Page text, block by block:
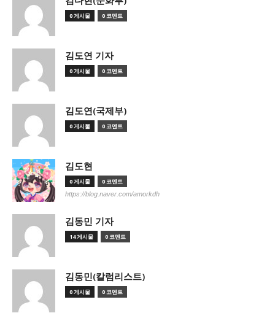
0 게시물 0 코멘트
김도연 기자
0 게시물 0 코멘트
김도연(국제부)
0 게시물 0 코멘트
김도현
0 게시물 0 코멘트
https://blog.naver.com/amorkdh
김동민 기자
14 게시물 0 코멘트
김동민(칼럼리스트)
0 게시물 0 코멘트